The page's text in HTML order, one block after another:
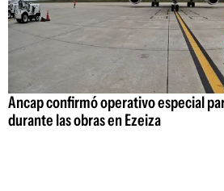
Ancap confirmó operativo especial
durante las obras en Ezeiza